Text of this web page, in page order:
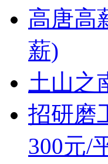
高唐高
薪)
土山之
招研磨
300元/